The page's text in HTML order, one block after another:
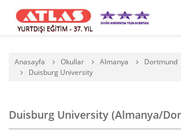
YURTDIŞI EĞİTİM - 37. YIL
Anasayfa Okullar Almanya
Dortmund
Duisburg University
Duisburg University (Almanya/